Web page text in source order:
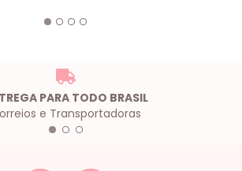
PARA TODO BRASIL
e Transportadoras